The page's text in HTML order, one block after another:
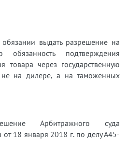
выдать разрешение на
обязанность подтверждения
товара через государственную
не на дилере, а на таможенных
Арбитражного суда
18 января 2018 г. по делу А45-